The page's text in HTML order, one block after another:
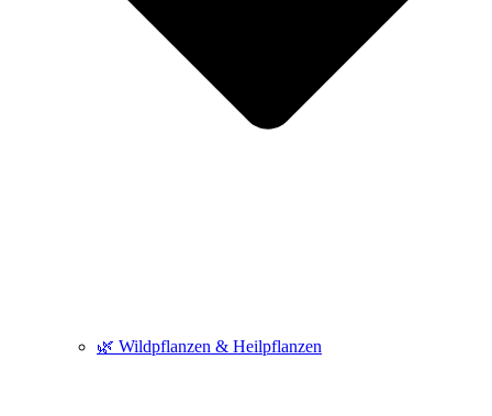
🌿 Wildpflanzen & Heilpflanzen